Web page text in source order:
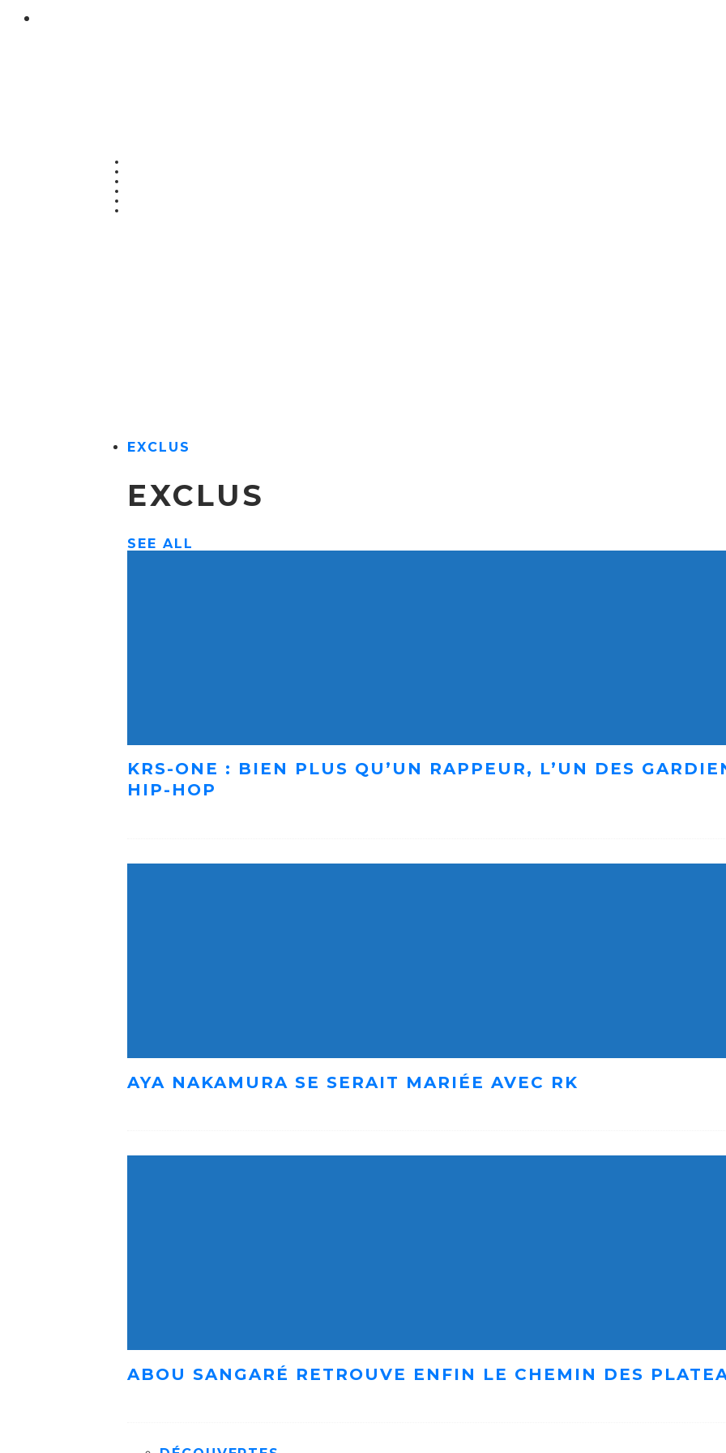
EXCLUS
EXCLUS
SEE ALL
KRS-ONE : BIEN PLUS QU’UN RAPPEUR, L’UN DES
HIP-HOP
AYA NAKAMURA SE SERAIT MARIÉE AVEC RK
ABOU SANGARÉ RETROUVE ENFIN LE CHEMIN DES